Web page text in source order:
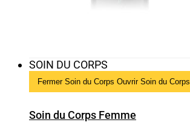
SOIN DU CORPS
Fermer Soin du Corps Ouvrir Soin du Corps
Soin du Corps Femme